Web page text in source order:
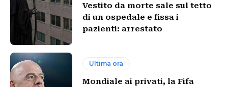
Vestito da morte sale sul tetto
di un ospedale e fissa i
pazienti: arrestato
Ultima ora
Mondiale ai privati, la Fifa